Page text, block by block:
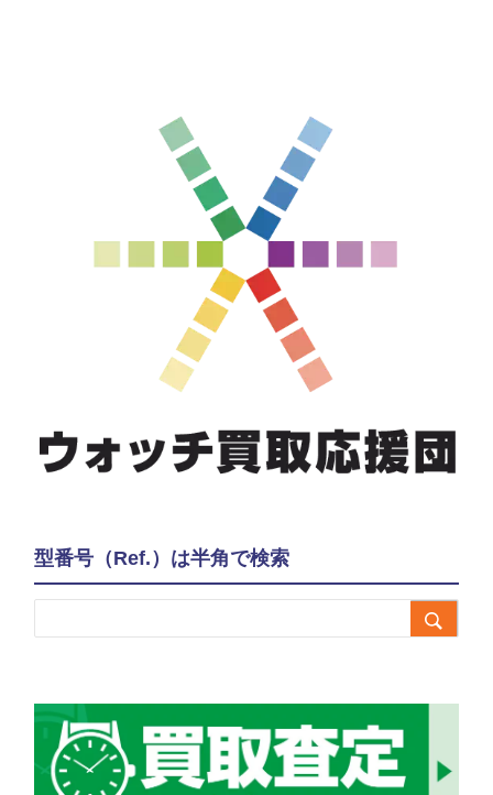
型番号（Ref.）は半角で検索
